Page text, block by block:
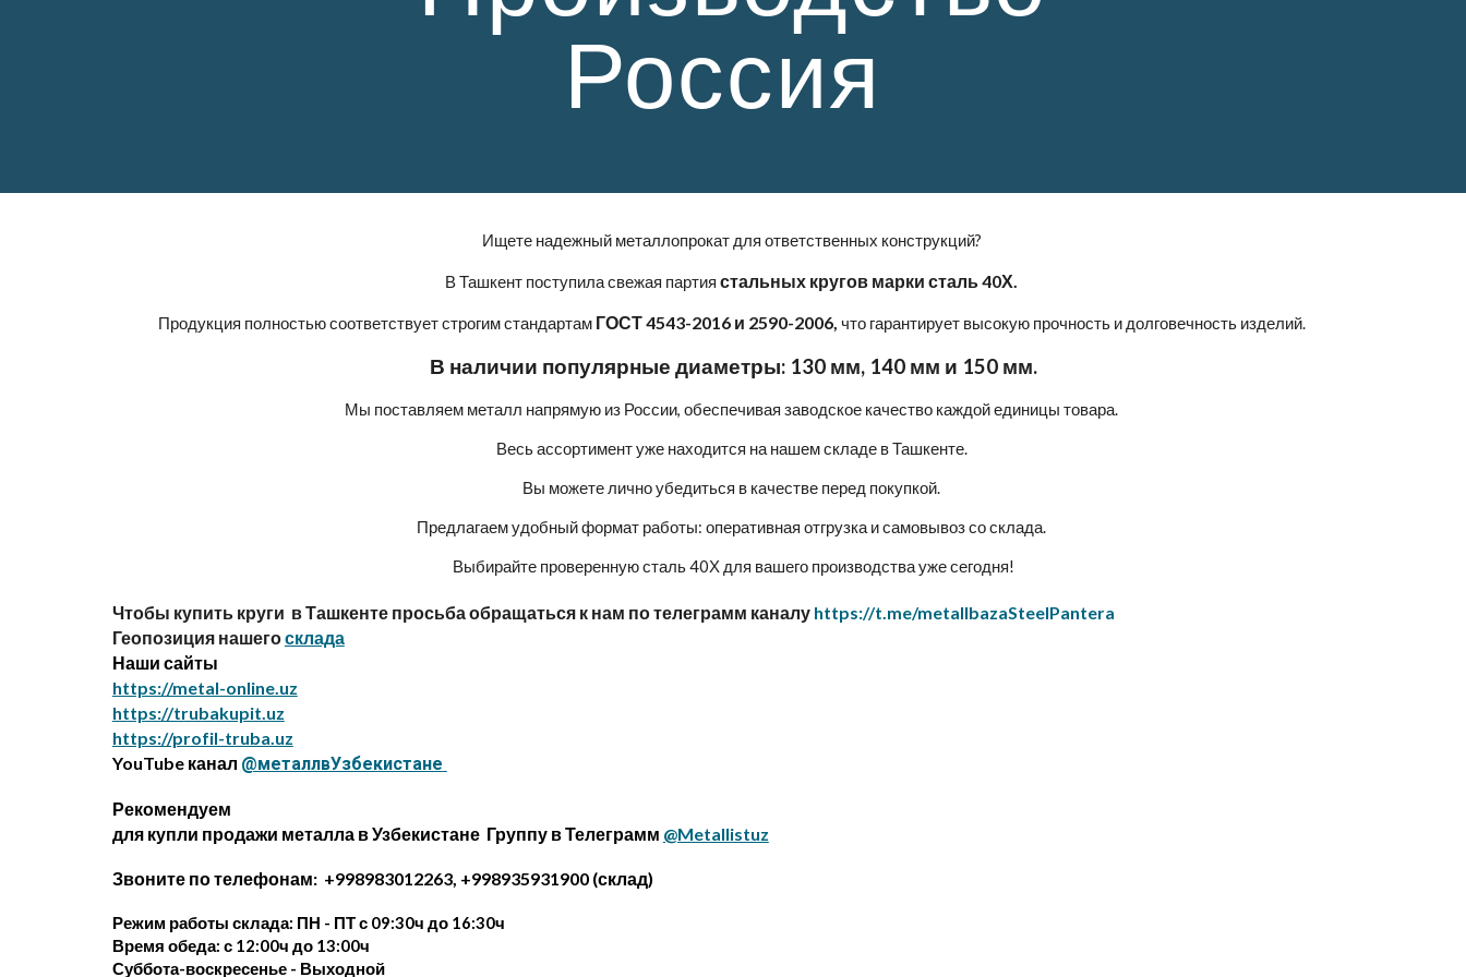
Россия
Ищете надежный металлопрокат для ответственных конструкций?
В Ташкент поступила свежая партия стальных кругов марки сталь 40Х.
Продукция полностью соответствует строгим стандартам ГОСТ 4543-2016 и 2590-2006, что гарантирует высокую прочность и долговечность изделий.
В наличии популярные диаметры: 130 мм, 140 мм и 150 мм.
Мы поставляем металл напрямую из России, обеспечивая заводское качество каждой единицы товара.
Весь ассортимент уже находится на нашем складе в Ташкенте.
Вы можете лично убедиться в качестве перед покупкой.
Предлагаем удобный формат работы: оперативная отгрузка и самовывоз со склада.
Выбирайте проверенную сталь 40Х для вашего производства уже сегодня!
Чтобы купить круги в Ташкенте просьба обращаться к нам по телеграмм каналуhttps://t.me/metallbazaSteelPantera
Геопозиция нашегосклада
Наши сайты
https://metal-online.uz
https://trubakupit.uz
https://profil-truba.uz
YouTube канал @металлвУзбекистане
Рекомендуем
для купли продажи металла в Узбекистане Группу в Телеграмм @Metallistuz
Звоните по телефонам: +998983012263, +998935931900 (склад)
Режим работы склада: ПН - ПТ с 09:30ч до 16:30ч
Время обеда: с 12:00ч до 13:00ч
Суббота-воскресенье - Выходной